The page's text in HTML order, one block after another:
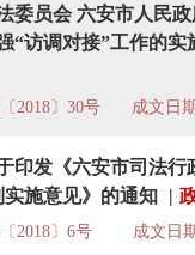
委员会 六安市人民
“访调对接”工作的实
2018〕30号 成文日
印发《六安市司法行
施意见》的通知 |
2018〕6号 成文日